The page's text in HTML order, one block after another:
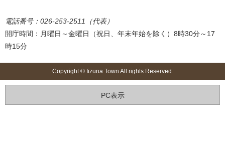
電話番号：026-253-2511（代表）
開庁時間：月曜日～金曜日（祝日、年末年始を除く）8時30分～17
時15分
Copyright © Iizuna Town All rights Reserved.
PC表示